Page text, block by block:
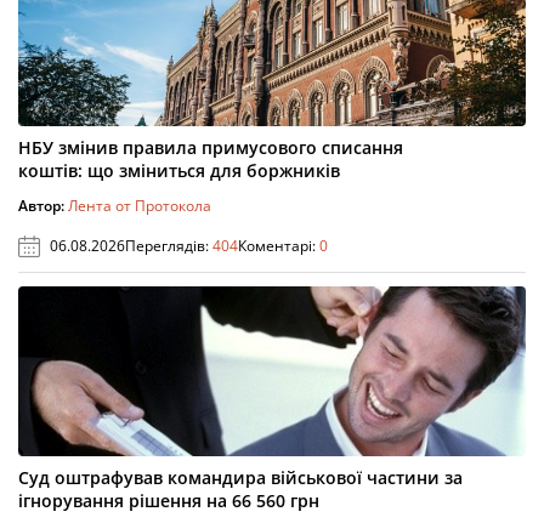
НБУ змінив правила примусового списання
коштів: що зміниться для боржників
Автор:Лента от Протокола
06.08.2026Переглядів:404Коментарі:0
Суд оштрафував командира військової частини за
ігнорування рішення на 66 560 грн